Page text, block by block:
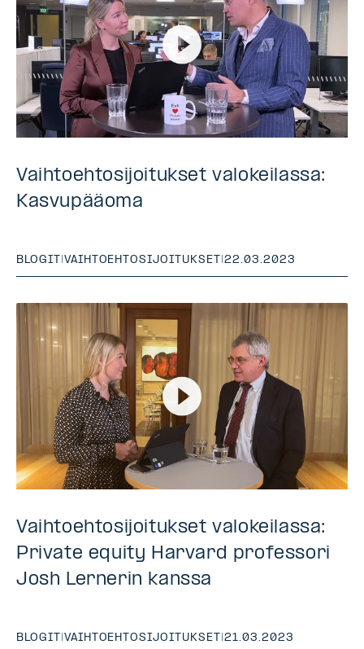
Vaihtoehtosijoitukset valokeilassa:
Kasvupääoma
BLOGIT VAIHTOEHTOSIJOITUKSET 22.03.2023
Vaihtoehtosijoitukset valokeilassa:
Private equity Harvard professori
Josh Lernerin kanssa
BLOGIT VAIHTOEHTOSIJOITUKSET 21.03.2023